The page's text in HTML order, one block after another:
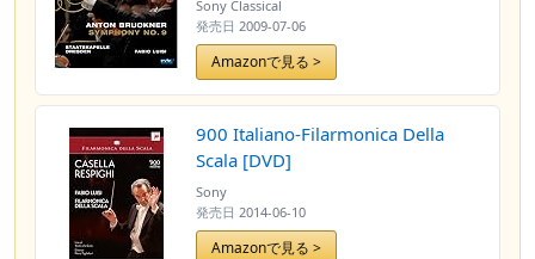
Sony Classical
発売日 2009-07-06
Amazonで見る >
900 Italiano-Filarmonica Della
Scala [DVD]
Sony
発売日 2014-06-10
Amazonで見る >